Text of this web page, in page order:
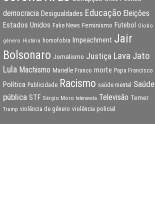
democracia Desigualdades Educação Eleições
Estados Unidos Fake News Feminismo Futebol Globo
gênero História homofobia Impeachment Jair
Bolsonaro Jornalismo Justiça Lava Jato
Lula Machismo Marielle Franco morte Papa Francisco
Política Publicidade Racismo saúde mental
Saúde
pública STF Sérgio Moro telenovela Televisão Temer
Trump violência de gênero violência policial